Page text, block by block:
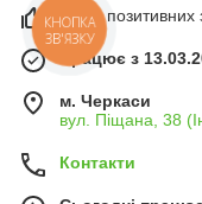
100% позитивних
Працює з
м. Черкаси
вул. Піщана, 38
Контакти
КНОПКА
ЗВ'ЯЗКУ